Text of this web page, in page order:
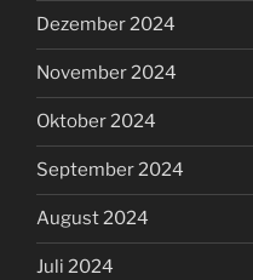
Dezember 2024
November 2024
Oktober 2024
September 2024
August 2024
Juli 2024